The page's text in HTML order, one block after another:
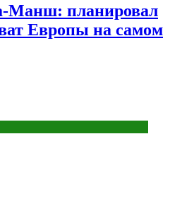
Манш: планировал
Европы на самом